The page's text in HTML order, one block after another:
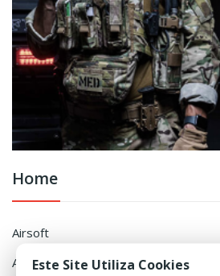
Home
Airsoft
Accessories
Este Site Utiliza Cookies